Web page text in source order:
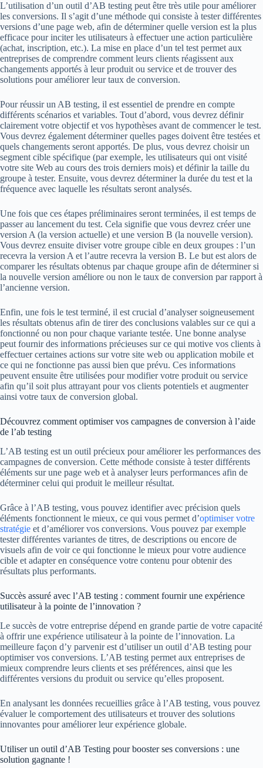
L’utilisation d’un outil d’AB testing peut être très utile pour améliorer
les conversions. Il s’agit d’une méthode qui consiste à tester différentes
versions d’une page web, afin de déterminer quelle version est la plus
efficace pour inciter les utilisateurs à effectuer une action particulière
(achat, inscription, etc.). La mise en place d’un tel test permet aux
entreprises de comprendre comment leurs clients réagissent aux
changements apportés à leur produit ou service et de trouver des
solutions pour améliorer leur taux de conversion.
Pour réussir un AB testing, il est essentiel de prendre en compte
différents scénarios et variables. Tout d’abord, vous devrez définir
clairement votre objectif et vos hypothèses avant de commencer le test.
Vous devrez également déterminer quelles pages doivent être testées et
quels changements seront apportés. De plus, vous devrez choisir un
segment cible spécifique (par exemple, les utilisateurs qui ont visité
votre site Web au cours des trois derniers mois) et définir la taille du
groupe à tester. Ensuite, vous devrez déterminer la durée du test et la
fréquence avec laquelle les résultats seront analysés.
Une fois que ces étapes préliminaires seront terminées, il est temps de
passer au lancement du test. Cela signifie que vous devrez créer une
version A (la version actuelle) et une version B (la nouvelle version).
Vous devrez ensuite diviser votre groupe cible en deux groupes : l’un
recevra la version A et l’autre recevra la version B. Le but est alors de
comparer les résultats obtenus par chaque groupe afin de déterminer si
la nouvelle version améliore ou non le taux de conversion par rapport à
l’ancienne version.
Enfin, une fois le test terminé, il est crucial d’analyser soigneusement
les résultats obtenus afin de tirer des conclusions valables sur ce qui a
fonctionné ou non pour chaque variante testée. Une bonne analyse
peut fournir des informations précieuses sur ce qui motive vos clients à
effectuer certaines actions sur votre site web ou application mobile et
ce qui ne fonctionne pas aussi bien que prévu. Ces informations
peuvent ensuite être utilisées pour modifier votre produit ou service
afin qu’il soit plus attrayant pour vos clients potentiels et augmenter
ainsi votre taux de conversion global.
Découvrez comment optimiser vos campagnes de conversion à l’aide
de l’ab testing
L’AB testing est un outil précieux pour améliorer les performances des
campagnes de conversion. Cette méthode consiste à tester différents
éléments sur une page web et à analyser leurs performances afin de
déterminer celui qui produit le meilleur résultat.
Grâce à l’AB testing, vous pouvez identifier avec précision quels
éléments fonctionnent le mieux, ce qui vous permet d’optimiser votre
stratégie et d’améliorer vos conversions. Vous pouvez par exemple
tester différentes variantes de titres, de descriptions ou encore de
visuels afin de voir ce qui fonctionne le mieux pour votre audience
cible et adapter en conséquence votre contenu pour obtenir des
résultats plus performants.
Succès assuré avec l’AB testing : comment fournir une expérience
utilisateur à la pointe de l’innovation ?
Le succès de votre entreprise dépend en grande partie de votre capacité
à offrir une expérience utilisateur à la pointe de l’innovation. La
meilleure façon d’y parvenir est d’utiliser un outil d’AB testing pour
optimiser vos conversions. L’AB testing permet aux entreprises de
mieux comprendre leurs clients et ses préférences, ainsi que les
différentes versions du produit ou service qu’elles proposent.
En analysant les données recueillies grâce à l’AB testing, vous pouvez
évaluer le comportement des utilisateurs et trouver des solutions
innovantes pour améliorer leur expérience globale.
Utiliser un outil d’AB Testing pour booster ses conversions : une
solution gagnante !